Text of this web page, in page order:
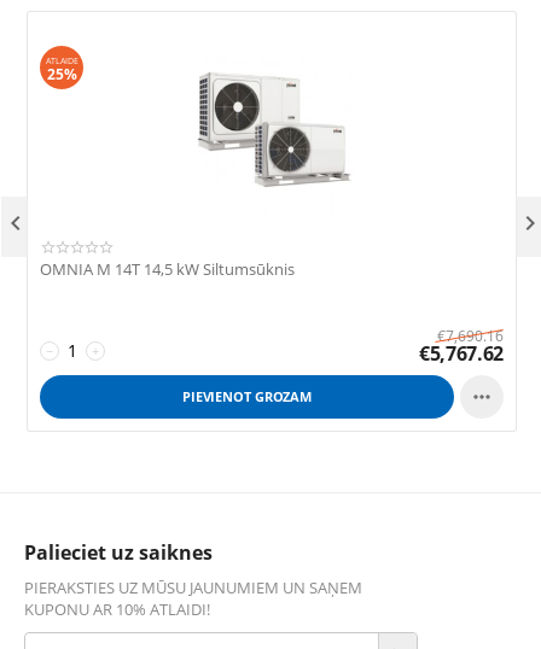
ATLAIDE
25%
OMNIA M 14T 14,5 kW Siltumsūknis
+
−
€7,690.16
€5,767.62
PIEVIENOT GROZAM 

Palieciet uz saiknes
PIERAKSTIES UZ MŪSU JAUNUMIEM UN SAŅEM
KUPONU AR 10% ATLAIDI!